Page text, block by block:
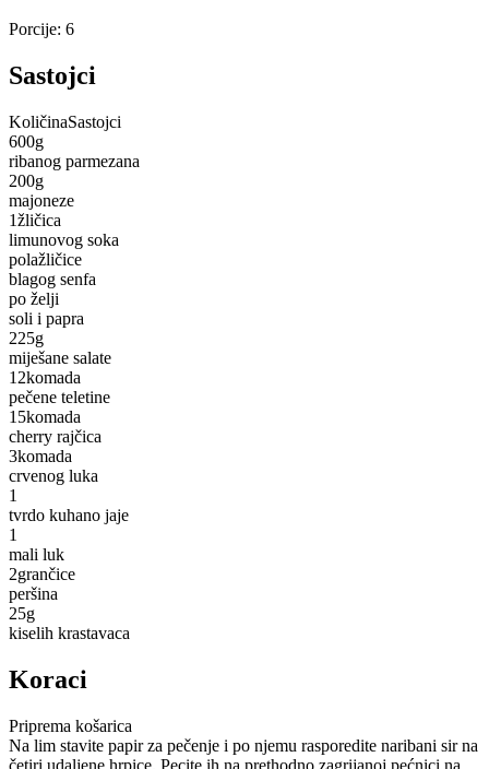
Porcije: 6
Sastojci
KoličinaSastojci
600g
ribanog parmezana
200g
majoneze
1žličica
limunovog soka
polažličice
blagog senfa
po želji
soli i papra
225g
miješane salate
12komada
pečene teletine
15komada
cherry rajčica
3komada
crvenog luka
1
tvrdo kuhano jaje
1
mali luk
2grančice
peršina
25g
kiselih krastavaca
Koraci
Priprema košarica
Na lim stavite papir za pečenje i po njemu rasporedite naribani sir na
četiri udaljene hrpice. Pecite ih na prethodno zagrijanoj pećnici na